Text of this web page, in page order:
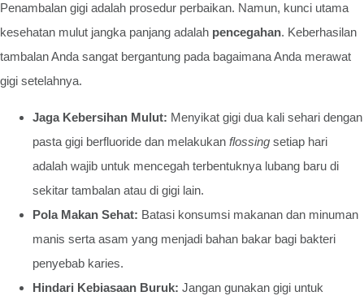
Penambalan gigi adalah prosedur perbaikan. Namun, kunci utama
kesehatan mulut jangka panjang adalah pencegahan. Keberhasilan
tambalan Anda sangat bergantung pada bagaimana Anda merawat
gigi setelahnya.
Jaga Kebersihan Mulut: Menyikat gigi dua kali sehari dengan
pasta gigi berfluoride dan melakukan flossing setiap hari
adalah wajib untuk mencegah terbentuknya lubang baru di
sekitar tambalan atau di gigi lain.
Pola Makan Sehat: Batasi konsumsi makanan dan minuman
manis serta asam yang menjadi bahan bakar bagi bakteri
penyebab karies.
Hindari Kebiasaan Buruk: Jangan gunakan gigi untuk